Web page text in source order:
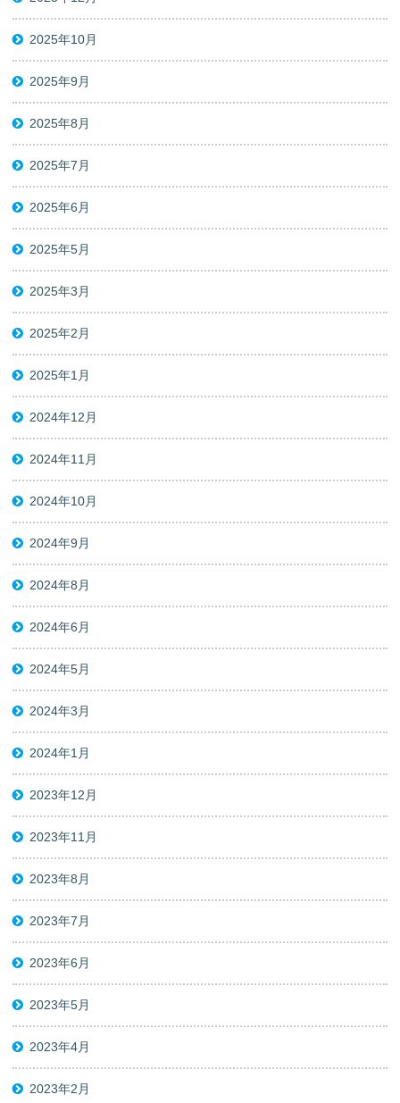
2025年10月
2025年9月
2025年8月
2025年7月
2025年6月
2025年5月
2025年3月
2025年2月
2025年1月
2024年12月
2024年11月
2024年10月
2024年9月
2024年8月
2024年6月
2024年5月
2024年3月
2024年1月
2023年12月
2023年11月
2023年8月
2023年7月
2023年6月
2023年5月
2023年4月
2023年2月